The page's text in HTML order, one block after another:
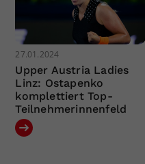
27.01.2024
Upper Austria Ladies
Linz: Ostapenko
komplettiert Top-
Teilnehmerinnenfeld